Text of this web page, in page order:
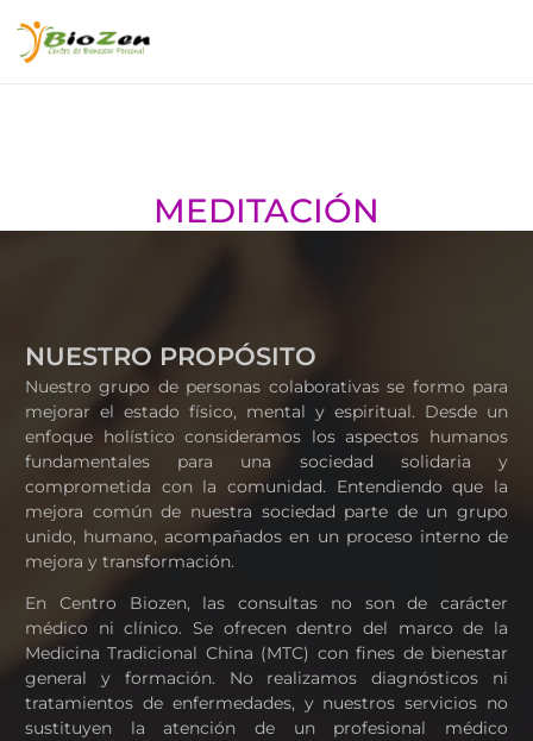
MEDITACIÓN
NUESTRO PROPÓSITO
Nuestro grupo de personas colaborativas se formo para
mejorar el estado físico, mental y espiritual. Desde un
enfoque holístico consideramos los aspectos humanos
fundamentales para una sociedad solidaria y
comprometida con la comunidad. Entendiendo que la
mejora común de nuestra sociedad parte de un grupo
unido, humano, acompañados en un proceso interno de
mejora y transformación.
En Centro Biozen, las consultas no son de carácter
médico ni clínico. Se ofrecen dentro del marco de la
Medicina Tradicional China (MTC) con fines de bienestar
general y formación. No realizamos diagnósticos ni
tratamientos de enfermedades, y nuestros servicios no
sustituyen la atención de un profesional médico